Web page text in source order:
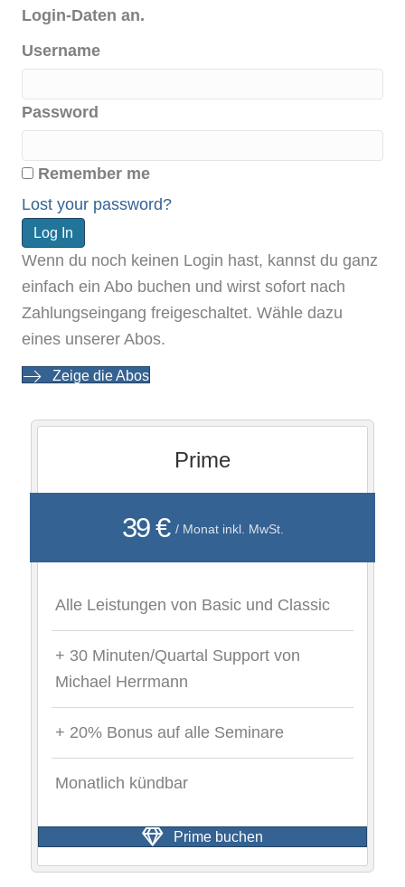
Login-Daten an.
Username
Password
Remember me
Lost your password?
Wenn du noch keinen Login hast, kannst du ganz
einfach ein Abo buchen und wirst sofort nach
Zahlungseingang freigeschaltet. Wähle dazu
eines unserer Abos.
Zeige die Abos
Prime
39 € / Monat inkl. MwSt.
Alle Leistungen von Basic und Classic
+ 30 Minuten/Quartal Support von
Michael Herrmann
+ 20% Bonus auf alle Seminare
Monatlich kündbar
Prime buchen